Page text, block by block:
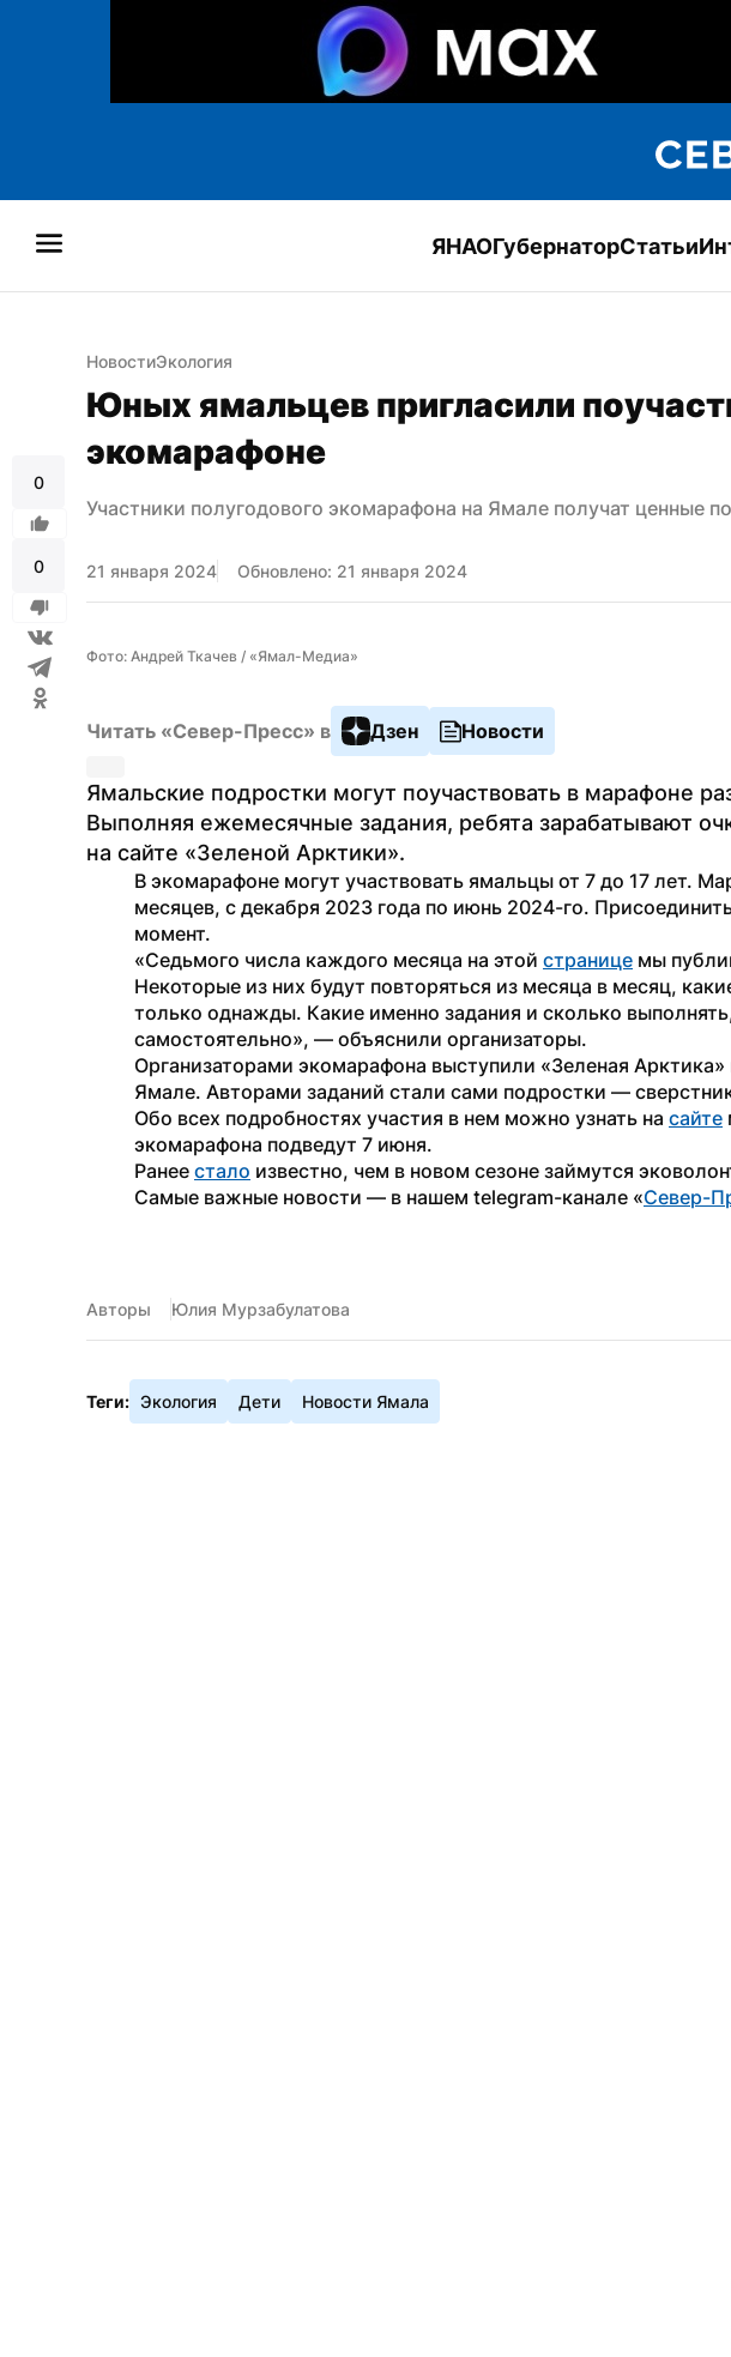
ЯНАОГубернаторСтатьи
0
0
НовостиЭкология
Юных ямальцев пригласили
экомарафоне
Участники полугодового экомарафона на Ямале получат ценные
21 января 2024 Обновлено: 21 января 2024
Фото: Андрей Ткачев / «Ямал-Медиа»
Читать «Север-Пресс» в Дзен Новости
Ямальские подростки могут поучаствовать в марафоне
Выполняя ежемесячные задания, ребята зарабатывают
на сайте «Зеленой Арктики».
В экомарафоне могут участвовать ямальцы от 7 до 17 лет.
месяцев, с декабря 2023 года по июнь 2024-го.
момент.
«Седьмого числа каждого месяца на этой странице мы
Некоторые из них будут повторяться из месяца в месяц,
только однажды. Какие именно задания и сколько
самостоятельно», — объяснили организаторы.
Организаторами экомарафона выступили «Зеленая
Ямале. Авторами заданий стали сами подростки —
Обо всех подробностях участия в нем можно узнать на сайте
экомарафона подведут 7 июня.
Ранее стало известно, чем в новом сезоне займутся
Самые важные новости — в нашем telegram-канале «Север-
Авторы Юлия Мурзабулатова
Теги: Экология Дети Новости Ямала